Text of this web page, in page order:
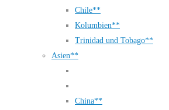
Chile**
Kolumbien**
Trinidad und Tobago**
Asien**
China**